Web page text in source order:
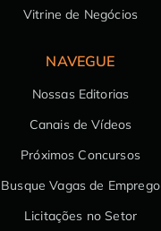
Vitrine de Negócios
NAVEGUE
Nossas Editorias
Canais de Vídeos
Próximos Concursos
Busque Vagas de Emprego
Licitações no Setor